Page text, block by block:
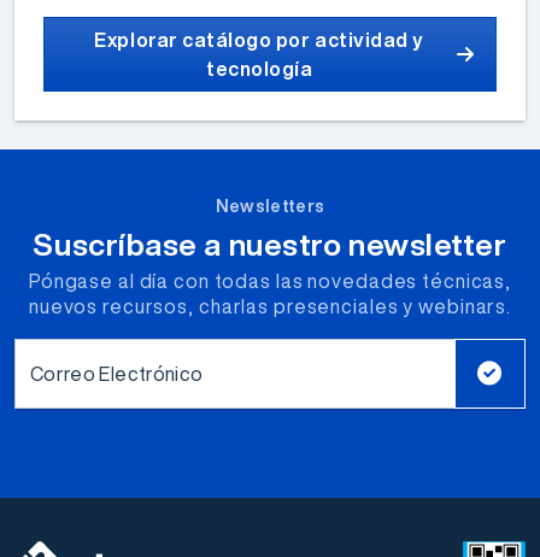
Explorar catálogo por actividad y
tecnología
Newsletters
Suscríbase a nuestro newsletter
Póngase al día con todas las novedades técnicas,
nuevos recursos, charlas presenciales y webinars.
Correo Electrónico